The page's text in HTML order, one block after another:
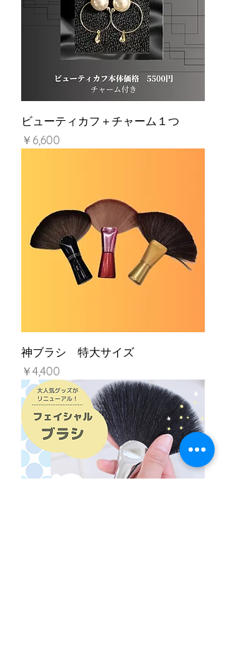
ビューティカフ＋チャーム１つ
価格
￥6,600
神ブラシ 特大サイズ
価格
￥4,400